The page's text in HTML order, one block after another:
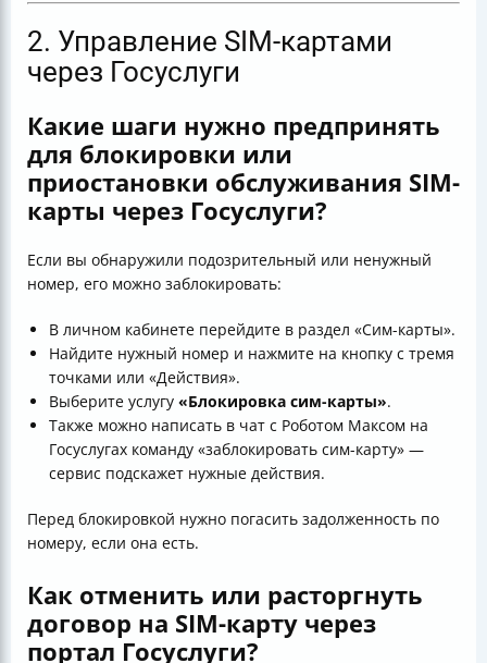
2. Управление SIM-картами
через Госуслуги
Какие шаги нужно предпринять
для блокировки или
приостановки обслуживания SIM-
карты через Госуслуги?
Если вы обнаружили подозрительный или ненужный
номер, его можно заблокировать:
В личном кабинете перейдите в раздел «Сим-карты».
Найдите нужный номер и нажмите на кнопку с тремя
точками или «Действия».
Выберите услугу «Блокировка сим-карты».
Также можно написать в чат с Роботом Максом на
Госуслугах команду «заблокировать сим-карту» —
сервис подскажет нужные действия.
Перед блокировкой нужно погасить задолженность по
номеру, если она есть.
Как отменить или расторгнуть
договор на SIM-карту через
портал Госуслуги?